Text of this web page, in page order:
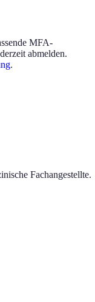
MFA-
abmelden.
.
Fachangestellte.